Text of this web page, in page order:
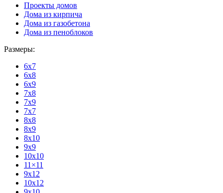
Проекты домов
Дома из кирпича
Дома из газобетона
Дома из пеноблоков
Размеры:
6x7
6x8
6x9
7x8
7x9
7x7
8x8
8x9
8x10
9x9
10x10
11×11
9x12
10x12